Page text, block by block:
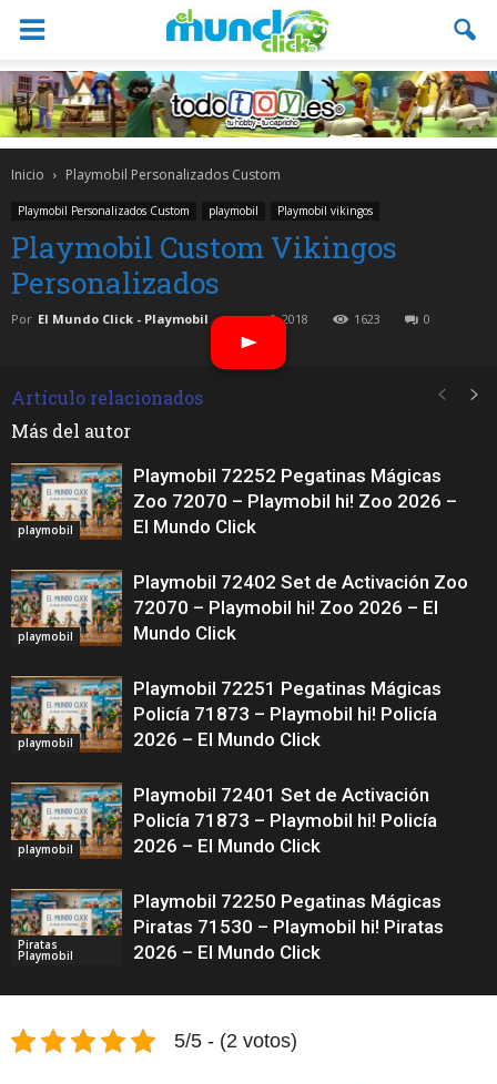
Inicio Playmobil Personalizados Custom
Playmobil Personalizados Custom playmobil Playmobil vikingos
Playmobil Custom Vikingos
Personalizados
Por El Mundo Click - Playmobil - marzo 6, 2018 1623 0
Artículo relacionados
Más del autor
playmobil
Playmobil 72252 Pegatinas Mágicas
Zoo 72070 – Playmobil hi! Zoo 2026 –
El Mundo Click
playmobil
Playmobil 72402 Set de Activación Zoo
72070 – Playmobil hi! Zoo 2026 – El
Mundo Click
playmobil
Playmobil 72251 Pegatinas Mágicas
Policía 71873 – Playmobil hi! Policía
2026 – El Mundo Click
playmobil
Playmobil 72401 Set de Activación
Policía 71873 – Playmobil hi! Policía
2026 – El Mundo Click
Piratas
Playmobil
Playmobil 72250 Pegatinas Mágicas
Piratas 71530 – Playmobil hi! Piratas
2026 – El Mundo Click
5/5 - (2 votos)